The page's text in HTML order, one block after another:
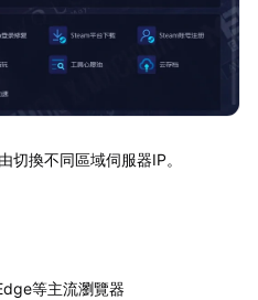
切換不同區域伺服器IP。
等主流瀏覽器